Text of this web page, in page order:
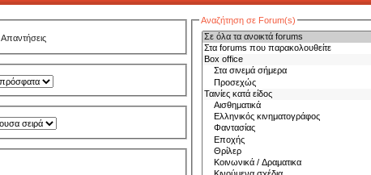
Απαντήσεις
Αναζήτηση σε Forum(s)